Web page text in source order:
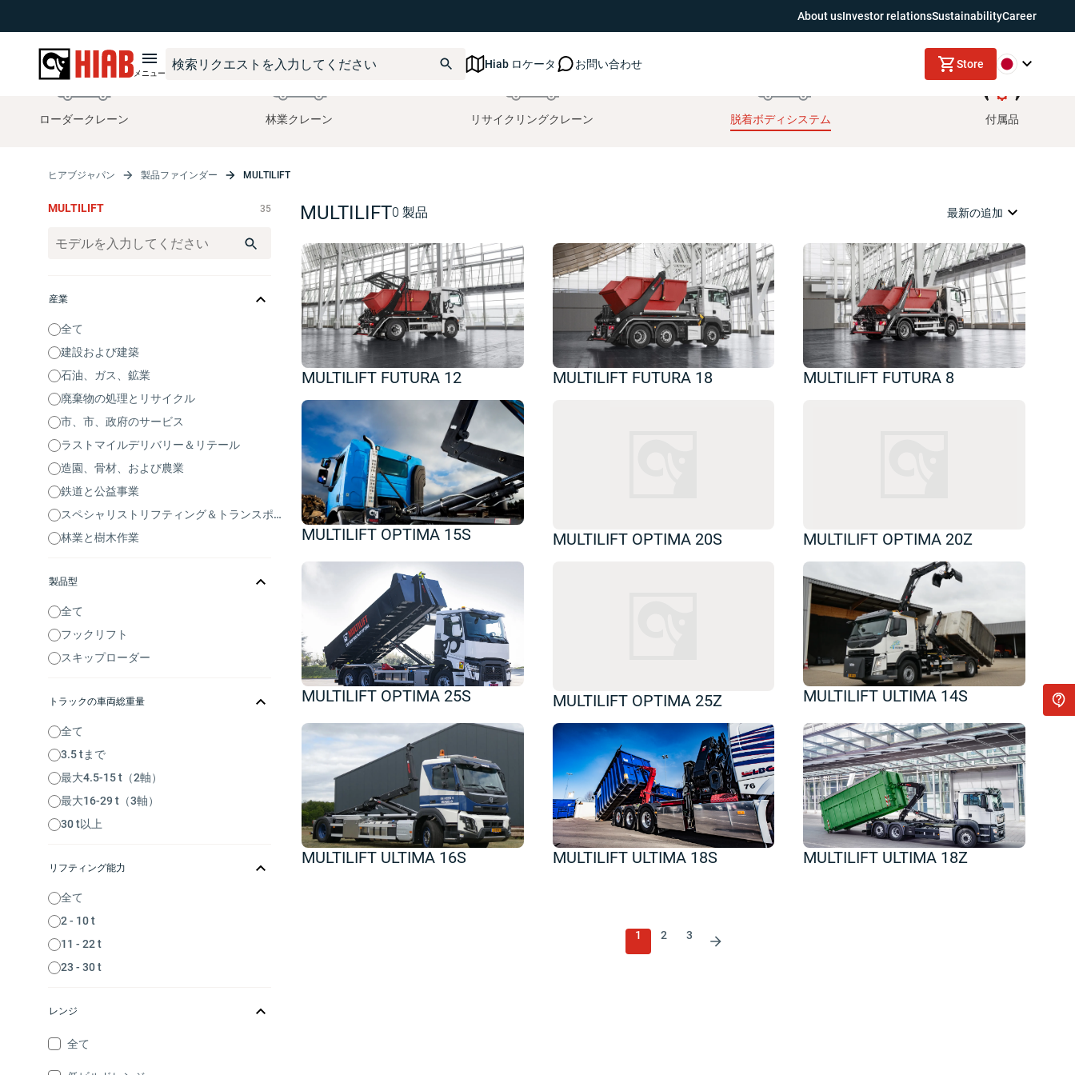
About usInvestor relationsSustainabilityCareer
メニュー
Hiab ロケータ お問い合わせ Store
ローダークレーン 林業クレーン リサイクリングクレーン 脱着ボディシステム 付属品
ヒアブジャパン 製品ファインダー MULTILIFT
MULTILIFT 35
産業
全て
建設および建築
石油、ガス、鉱業
廃棄物の処理とリサイクル
市、市、政府のサービス
ラストマイルデリバリー＆リテール
造園、骨材、および農業
鉄道と公益事業
スペシャリストリフティング＆トランスポート
林業と樹木作業
製品型
全て
フックリフト
スキップローダー
トラックの車両総重量
全て
3.5 tまで
最大4.5-15 t（2軸）
最大16-29 t（3軸）
30 t以上
リフティング能力
全て
2 - 10 t
11 - 22 t
23 - 30 t
レンジ
全て
MULTILIFT0 製品 最新の追加
MULTILIFT FUTURA 12 MULTILIFT FUTURA 18 MULTILIFT FUTURA 8
MULTILIFT OPTIMA 15S MULTILIFT OPTIMA 20S MULTILIFT OPTIMA 20Z
MULTILIFT OPTIMA 25S MULTILIFT OPTIMA 25Z MULTILIFT ULTIMA 14S
MULTILIFT ULTIMA 16S MULTILIFT ULTIMA 18S MULTILIFT ULTIMA 18Z
1 2 3